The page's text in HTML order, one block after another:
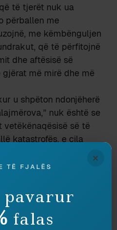
të tjerët nuk ua
përballen me
me këmbënguljen
që të përfitojnë
dhe aftësisë së
më mirë dhe më
u shpëton ndonjëherë
nuk është se
vetëkënaqësisë së të
katastrofës, e cila
është mësuar t’i
meqë të vërtetën
pa çka se
×
TË FJALËS
pavarur
falas